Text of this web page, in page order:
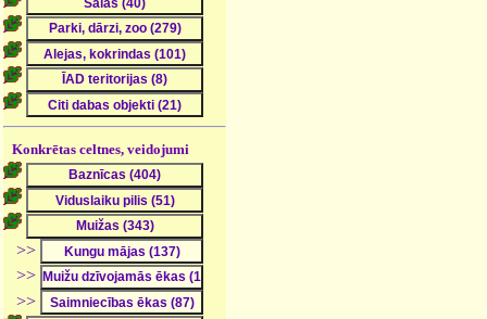
Konkrētas celtnes, veidojumi
>>
>>
>>